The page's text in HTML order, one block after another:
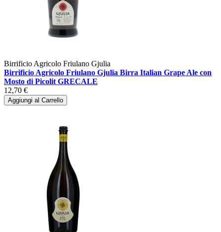
Birrificio Agricolo Friulano Gjulia
Birrificio Agricolo Friulano Gjulia Birra Italian Grape Ale con
Mosto di Picolit GRECALE
12,70 €
Aggiungi al Carrello